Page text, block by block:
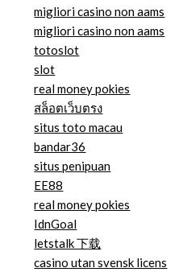
migliori casino non aams
migliori casino non aams
totoslot
slot
real money pokies
สล็อตเว็บตรง
situs toto macau
bandar36
situs penipuan
EE88
real money pokies
IdnGoal
letstalk 下载
casino utan svensk licens